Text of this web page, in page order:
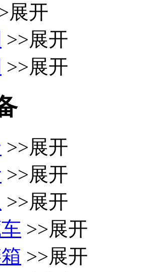
展开
>>展开
>>展开
>>展开
>>展开
>>展开
>>展开
>>展开